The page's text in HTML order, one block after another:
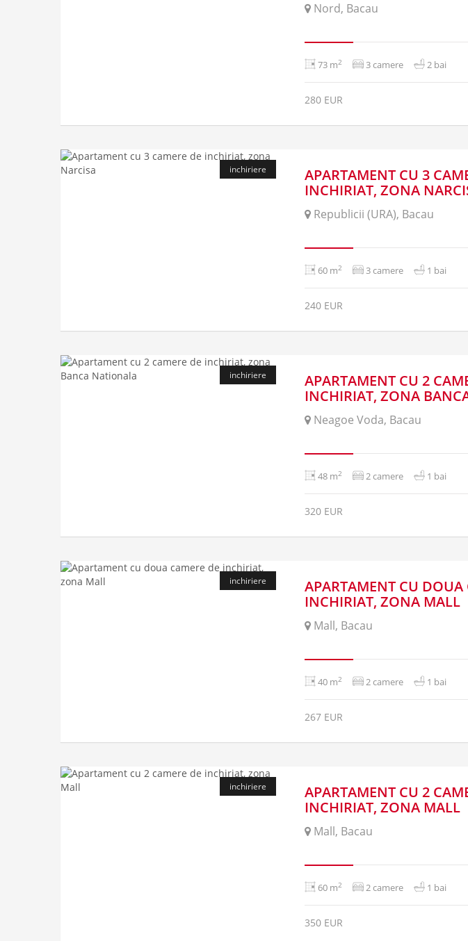
Nord, Bacau
73 m2 3 camere 2 bai
280 EUR
inchiriere
APARTAMENT CU 3
INCHIRIAT, ZONA
Republicii (URA), Bacau
60 m2 3 camere 1 bai
240 EUR
inchiriere
APARTAMENT CU 2
INCHIRIAT, ZONA
Neagoe Voda, Bacau
48 m2 2 camere 1 bai
320 EUR
inchiriere
APARTAMENT CU DOUA
INCHIRIAT, ZONA MALL
Mall, Bacau
40 m2 2 camere 1 bai
267 EUR
inchiriere
APARTAMENT CU 2
INCHIRIAT, ZONA MALL
Mall, Bacau
60 m2 2 camere 1 bai
350 EUR